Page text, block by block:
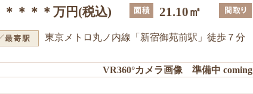
お問い合わせ
＊＊＊＊万円(税込) 21.10㎡
東京メトロ丸ノ内線「新宿御苑前駅」徒歩７分
VR360°カメラ画像 準備中 coming